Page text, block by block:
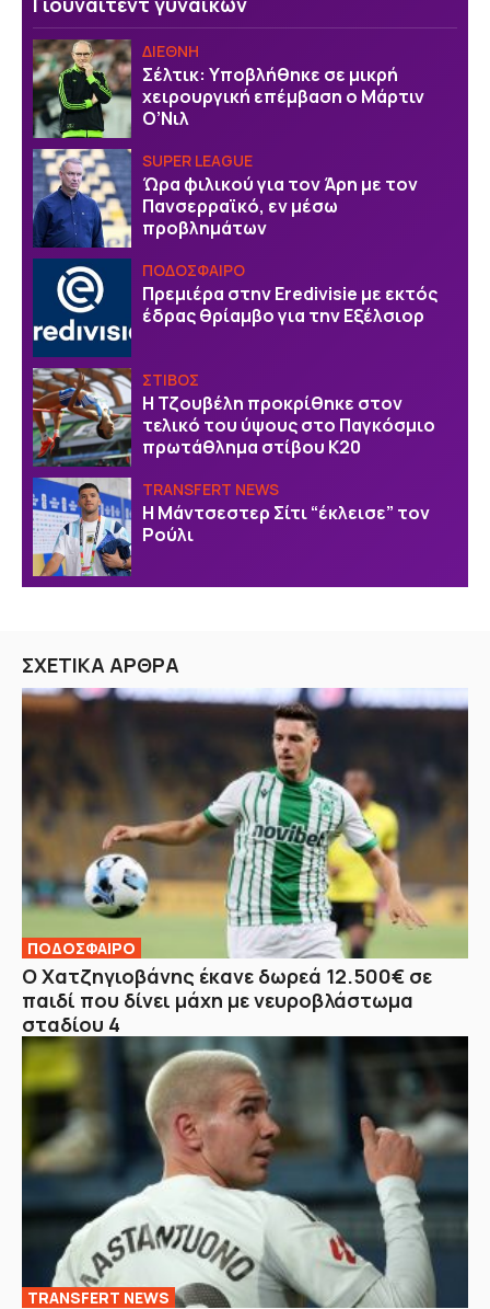
ΔΙΕΘΝΗ
Σέλτικ: Υποβλήθηκε σε μικρή
χειρουργική επέμβαση ο Μάρτιν
Ο’Νιλ
SUPER LEAGUE
Ώρα φιλικού για τον Άρη με τον
Πανσερραϊκό, εν μέσω
προβλημάτων
ΠΟΔΟΣΦΑΙΡΟ
Πρεμιέρα στην Eredivisie με εκτός
έδρας θρίαμβο για την Εξέλσιορ
ΣΤΙΒΟΣ
Η Τζουβέλη προκρίθηκε στον
τελικό του ύψους στο Παγκόσμιο
πρωτάθλημα στίβου Κ20
TRANSFERT NEWS
Η Μάντσεστερ Σίτι “έκλεισε” τον
Ρούλι
ΣΧΕΤΙΚΑ ΑΡΘΡΑ
ΠΟΔΟΣΦΑΙΡΟ
Ο Χατζηγιοβάνης έκανε δωρεά 12.500€ σε
παιδί που δίνει μάχη με νευροβλάστωμα
σταδίου 4
TRANSFERT NEWS